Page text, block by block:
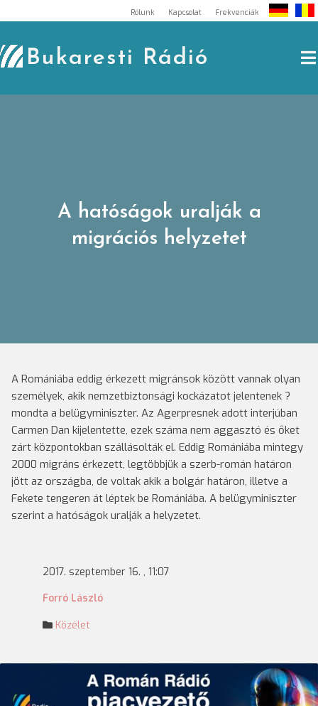
to
content
Rólunk Kapcsolat Frekvenciák
Bukaresti Rádió
A hatóságok uralják a
migrációs helyzetet
A Romániába eddig érkezett migránsok között vannak olyan
személyek, akik nemzetbiztonsági kockázatot jelentenek ?
mondta a belügyminiszter. Az Agerpresnek adott interjúban
Carmen Dan kijelentette, ezek száma nem aggasztó és őket
zárt központokban szállásolták el. Eddig Romániába mintegy
2000 migráns érkezett, legtöbbjük a szerb-román határon
jött az országba, de voltak akik a bolgár határon, illetve a
Fekete tengeren át léptek be Romániába. A belügyminiszter
szerint a hatóságok uralják a helyzetet.
2017. szeptember 16. , 11:07
Forró László
Közélet